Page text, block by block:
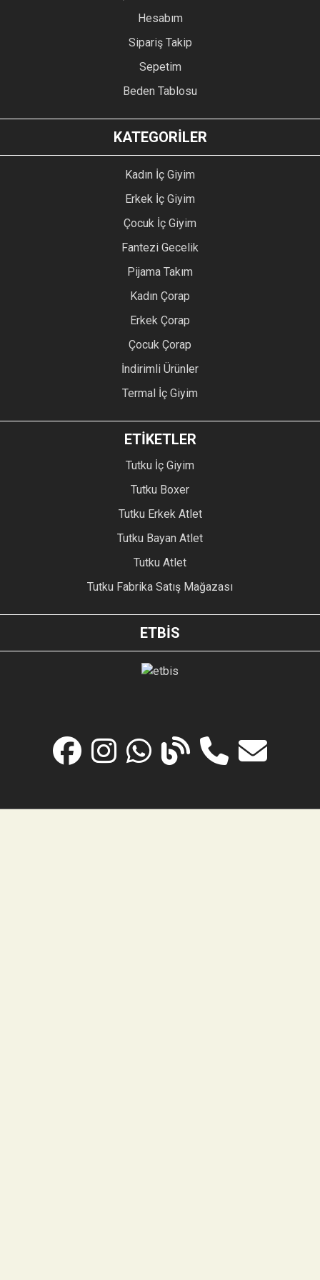
Hesabım
Sipariş Takip
Sepetim
Beden Tablosu
KATEGORİLER
Kadın İç Giyim
Erkek İç Giyim
Çocuk İç Giyim
Fantezi Gecelik
Pijama Takım
Kadın Çorap
Erkek Çorap
Çocuk Çorap
İndirimli Ürünler
Termal İç Giyim
ETİKETLER
Tutku İç Giyim
Tutku Boxer
Tutku Erkek Atlet
Tutku Bayan Atlet
Tutku Atlet
Tutku Fabrika Satış Mağazası
ETBİS